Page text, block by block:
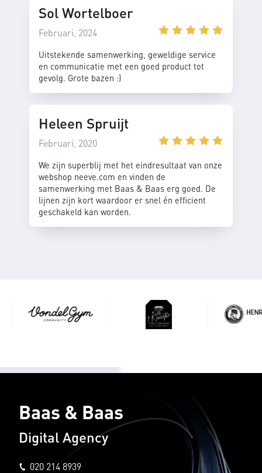
Sol Wortelboer
Februari, 2024
Uitstekende samenwerking, geweldige service
en communicatie met een goed product tot
gevolg. Grote bazen :)
Heleen Spruijt
Februari, 2020
We zijn superblij met het eindresultaat van onze
webshop neeve.com en vinden de
samenwerking met Baas & Baas erg goed. De
lijnen zijn kort waardoor er snel én efficient
geschakeld kan worden.
Baas & Baas
Digital Agency
020 214 8939